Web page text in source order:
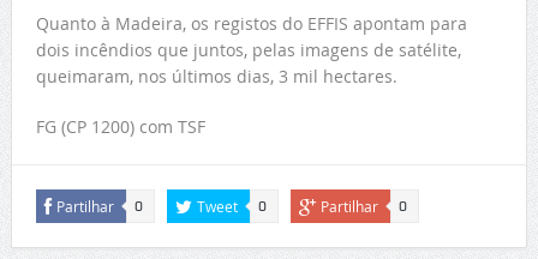
Quanto à Madeira, os registos do EFFIS apontam para
dois incêndios que juntos, pelas imagens de satélite,
queimaram, nos últimos dias, 3 mil hectares.
FG (CP 1200) com TSF
Partilhar 0 Tweet 0 Partilhar 0